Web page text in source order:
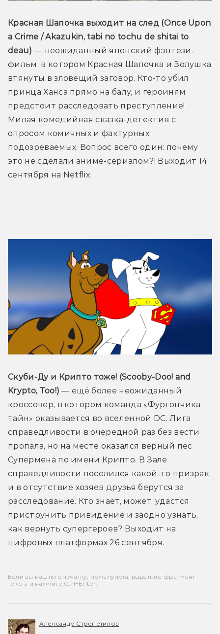
Красная Шапочка выходит на след (Once Upon
a Crime / Akazukin, tabi no tochu de shitai to
deau) — неожиданный японский фэнтези-
фильм, в котором Красная Шапочка и Золушка
втянуты в зловещий заговор. Кто-то убил
принца Ханса прямо на балу, и героиням
предстоит расследовать преступление!
Милая комедийная сказка-детектив с
опросом комичных и фактурных
подозреваемых. Вопрос всего один: почему
это не сделали аниме-сериалом?! Выходит 14
сентября на Netflix.
Скуби-Ду и Крипто тоже! (Scooby-Doo! and
Krypto, Too!) — ещё более неожиданный
кроссовер, в котором команда «Фургончика
тайн» оказывается во вселенной DC. Лига
справедливости в очередной раз без вести
пропала, но на месте оказался верный пёс
Супермена по имени Крипто. В Зале
справедливости поселился какой-то призрак,
и в отсутствие хозяев друзья берутся за
расследование. Кто знает, может, удастся
приструнить привидение и заодно узнать,
как вернуть супергероев? Выходит на
цифровых платформах 26 сентября.
Если вы нашли опечатку, пожалуйста, выделите фрагмент
текста и нажмите Ctrl+Enter.
Александр Стрепетилов